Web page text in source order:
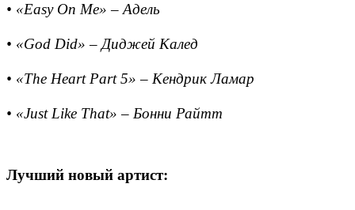
• «Easy On Me» – Адель
• «God Did» – Диджей Калед
• «The Heart Part 5» – Кендрик Ламар
• «Just Like That» – Бонни Райтт
Лучший новый артист: